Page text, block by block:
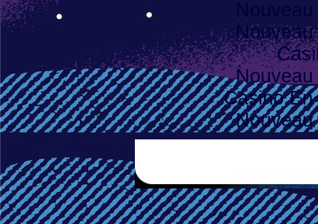
Casino